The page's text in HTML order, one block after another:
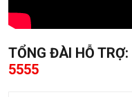
TỔNG ĐÀI HỖ TRỢ:
5555